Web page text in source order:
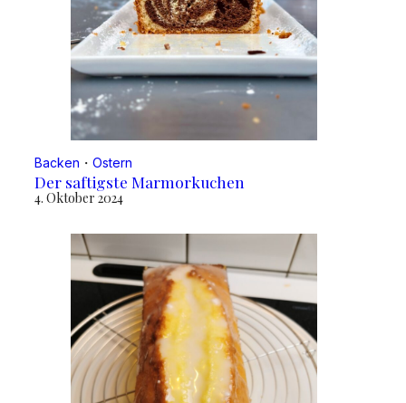
Backen ・ Ostern
Der saftigste Marmorkuchen
4. Oktober 2024